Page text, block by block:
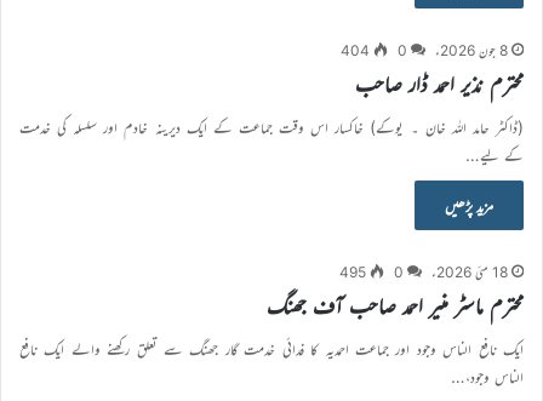
8 جون 2026ء 0
404
محترم نذیر احمد ڈار صاحب
(ڈاکٹر حامد اللہ خان ۔ یوکے) خاکسار اس وقت جماعت کے ایک دیرینہ خادم اور سلسلہ کی خدمت
کے لیے…
مزید پڑھیں
18 مئی 2026ء 0
495
محترم ماسٹر منیر احمد صاحب آف جھنگ
ایک نافع الناس وجود اور جماعت احمدیہ کا فدائی خدمت گار جھنگ سے تعلق رکھنے والے ایک نافع
الناس وجود،…